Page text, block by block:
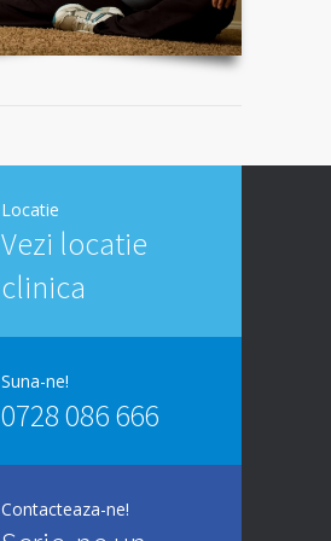
Locatie
Vezi locatie
clinica
Suna-ne!
0728 086 666
Contacteaza-ne!